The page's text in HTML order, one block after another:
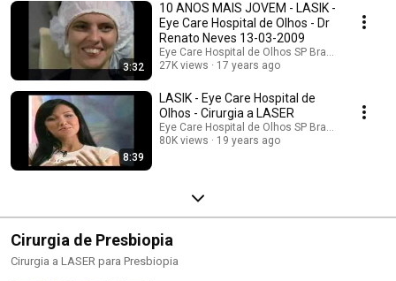
3:32
10 ANOS MAIS JOVEM - LASIK -
Eye Care Hospital de Olhos - Dr
Renato Neves 13-03-2009
Eye Care Hospital de Olhos SP Brasil
27K views
17 years ago
8:39
LASIK - Eye Care Hospital de
Olhos - Cirurgia a LASER
Eye Care Hospital de Olhos SP Brasil
80K views
19 years ago
Cirurgia de Presbiopia
Cirurgia a LASER para Presbiopia